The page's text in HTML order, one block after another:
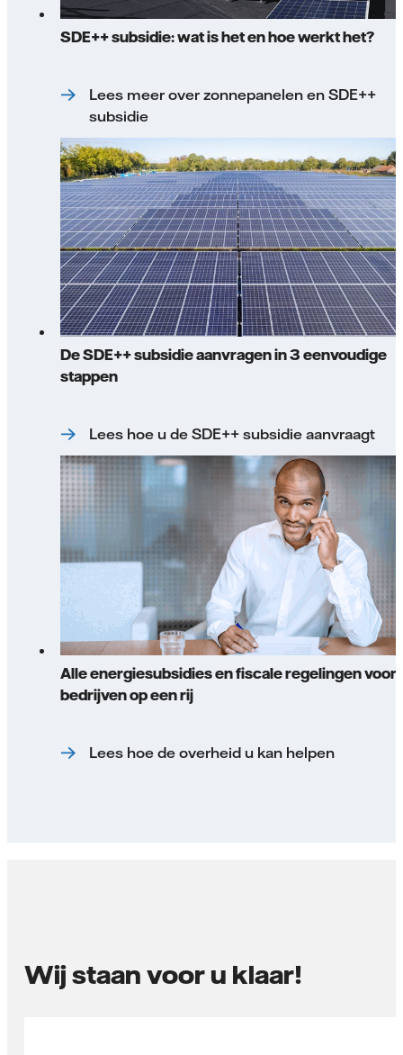
SDE++ subsidie: wat is het en hoe werkt het?
Lees meer over zonnepanelen en SDE++
subsidie
De SDE++ subsidie aanvragen in 3 eenvoudige
stappen
Lees hoe u de SDE++ subsidie aanvraagt
Alle energiesubsidies en fiscale regelingen voor
bedrijven op een rij
Lees hoe de overheid u kan helpen
Wij staan voor u klaar!